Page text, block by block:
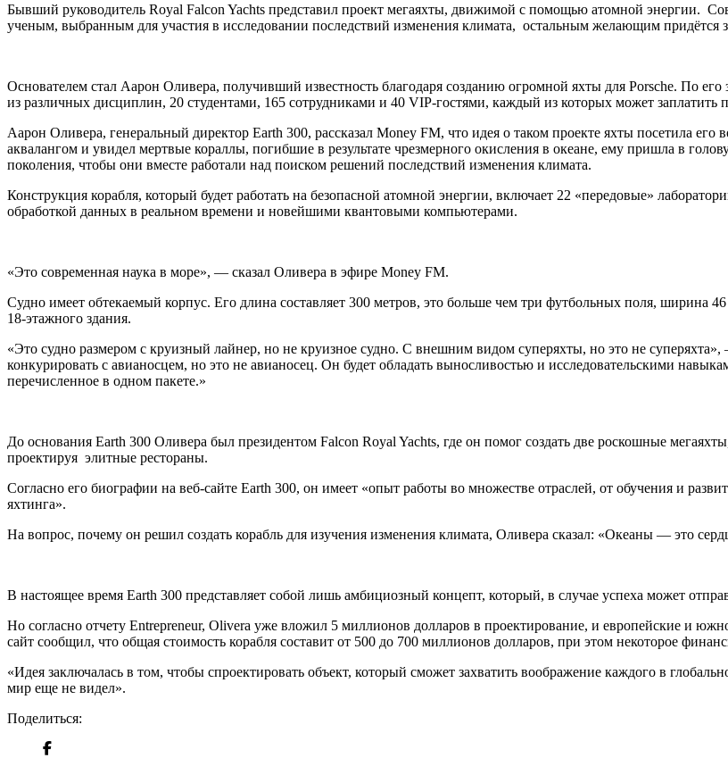
Бывший руководитель Royal Falcon Yachts представил проект мегаяхты, движимой с помощью атомной энергии.
ученым, выбранным для участия в исследовании последствий изменения климата, остальным желающим придётся
Основателем стал Аарон Оливера, получивший известность благодаря созданию огромной яхты для Porsche. По
из различных дисциплин, 20 студентами, 165 сотрудниками и 40 VIP-гостями, каждый из которых может заплатить
Аарон Оливера, генеральный директор Earth 300, рассказал Money FM, что идея о таком проекте яхты посетила
аквалангом и увидел мертвые кораллы, погибшие в результате чрезмерного окисления в океане, ему пришла в
поколения, чтобы они вместе работали над поиском решений последствий изменения климата.
Конструкция корабля, который будет работать на безопасной атомной энергии, включает 22 «передовые»
обработкой данных в реальном времени и новейшими квантовыми компьютерами.
«Это современная наука в море», — сказал Оливера в эфире Money FM.
Судно имеет обтекаемый корпус. Его длина составляет 300 метров, это больше чем три футбольных поля, ширина
18-этажного здания.
«Это судно размером с круизный лайнер, но не круизное судно. С внешним видом суперяхты, но это не
конкурировать с авианосцем, но это не авианосец. Он будет обладать выносливостью и исследовательскими
перечисленное в одном пакете.»
До основания Earth 300 Оливера был президентом Falcon Royal Yachts, где он помог создать две роскошные
проектируя элитные рестораны.
Согласно его биографии на веб-сайте Earth 300, он имеет «опыт работы во множестве отраслей, от обучения и
яхтинга».
На вопрос, почему он решил создать корабль для изучения изменения климата, Оливера сказал: «Океаны — это
В настоящее время Earth 300 представляет собой лишь амбициозный концепт, который, в случае успеха может
Но согласно отчету Entrepreneur, Olivera уже вложил 5 миллионов долларов в проектирование, и европейские и
сайт сообщил, что общая стоимость корабля составит от 500 до 700 миллионов долларов, при этом некоторое
«Идея заключалась в том, чтобы спроектировать объект, который сможет захватить воображение каждого в
мир еще не видел».
Поделиться: